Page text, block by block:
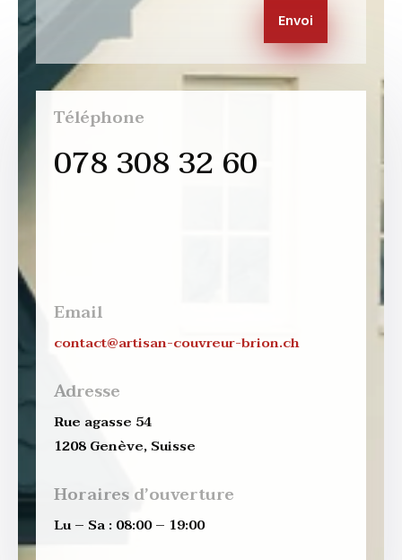
Envoi
Téléphone
078 308 32 60
Email
contact@artisan-couvreur-brion.ch
Adresse
Rue agasse 54
1208 Genève, Suisse
Horaires d’ouverture
Lu – Sa : 08:00 – 19:00